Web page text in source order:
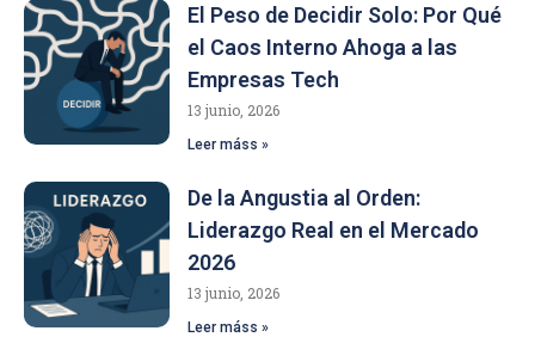
El Peso de Decidir Solo: Por Qué
el Caos Interno Ahoga a las
Empresas Tech
13 junio, 2026
Leer máss »
De la Angustia al Orden:
Liderazgo Real en el Mercado
2026
13 junio, 2026
Leer máss »